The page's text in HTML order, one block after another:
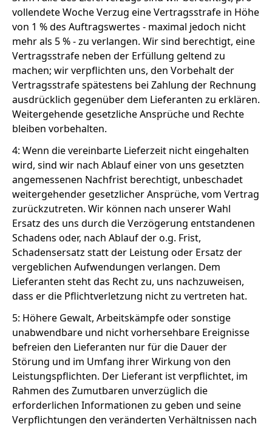
vollendete Woche Verzug eine Vertragsstrafe in Höhe
von 1 % des Auftragswertes - maximal jedoch nicht
mehr als 5 % - zu verlangen. Wir sind berechtigt, eine
Vertragsstrafe neben der Erfüllung geltend zu
machen; wir verpflichten uns, den Vorbehalt der
Vertragsstrafe spätestens bei Zahlung der Rechnung
ausdrücklich gegenüber dem Lieferanten zu erklären.
Weitergehende gesetzliche Ansprüche und Rechte
bleiben vorbehalten.
4: Wenn die vereinbarte Lieferzeit nicht eingehalten
wird, sind wir nach Ablauf einer von uns gesetzten
angemessenen Nachfrist berechtigt, unbeschadet
weitergehender gesetzlicher Ansprüche, vom Vertrag
zurückzutreten. Wir können nach unserer Wahl
Ersatz des uns durch die Verzögerung entstandenen
Schadens oder, nach Ablauf der o.g. Frist,
Schadensersatz statt der Leistung oder Ersatz der
vergeblichen Aufwendungen verlangen. Dem
Lieferanten steht das Recht zu, uns nachzuweisen,
dass er die Pflichtverletzung nicht zu vertreten hat.
5: Höhere Gewalt, Arbeitskämpfe oder sonstige
unabwendbare und nicht vorhersehbare Ereignisse
befreien den Lieferanten nur für die Dauer der
Störung und im Umfang ihrer Wirkung von den
Leistungspflichten. Der Lieferant ist verpflichtet, im
Rahmen des Zumutbaren unverzüglich die
erforderlichen Informationen zu geben und seine
Verpflichtungen den veränderten Verhältnissen nach